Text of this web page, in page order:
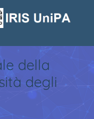
della
degli